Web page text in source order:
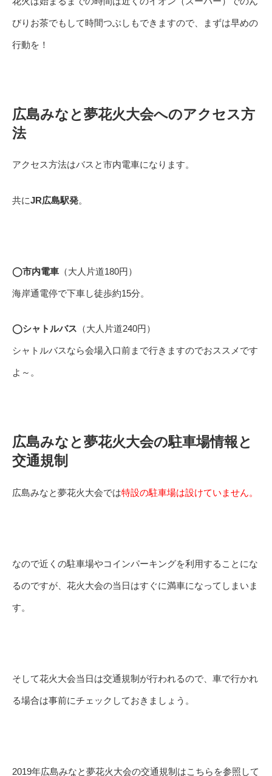
びりお茶でもして時間つぶしもできますので、まずは早めの
行動を！
広島みなと夢花火大会へのアクセス方
法
アクセス方法はバスと市内電車になります。
共にJR広島駅発。
◯市内電車 （大人片道180円）
海岸通電停で下車し徒歩約15分。
◯シャトルバス （大人片道240円）
シャトルバスなら会場入口前まで行きますのでおススメです
よ～。
広島みなと夢花火大会の駐車場情報と
交通規制
広島みなと夢花火大会では特設の駐車場は設けていません。
なので近くの駐車場やコインパーキングを利用することにな
るのですが、花火大会の当日はすぐに満車になってしまいま
す。
そして花火大会当日は交通規制が行われるので、車で行かれ
る場合は事前にチェックしておきましょう。
2019年広島みなと夢花火大会の交通規制はこちらを参照して